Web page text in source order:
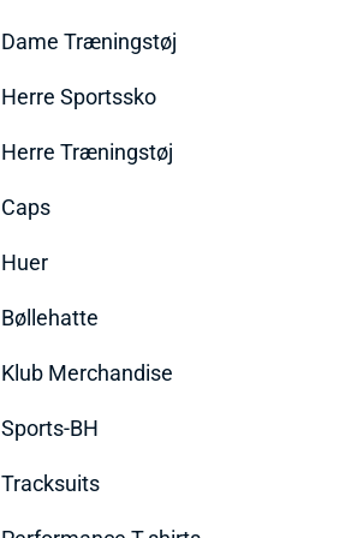
Dame Træningstøj
Herre Sportssko
Herre Træningstøj
Caps
Huer
Bøllehatte
Klub Merchandise
Sports-BH
Tracksuits